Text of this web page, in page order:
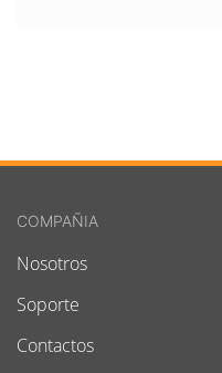
COMPAÑIA
Nosotros
Soporte
Contactos